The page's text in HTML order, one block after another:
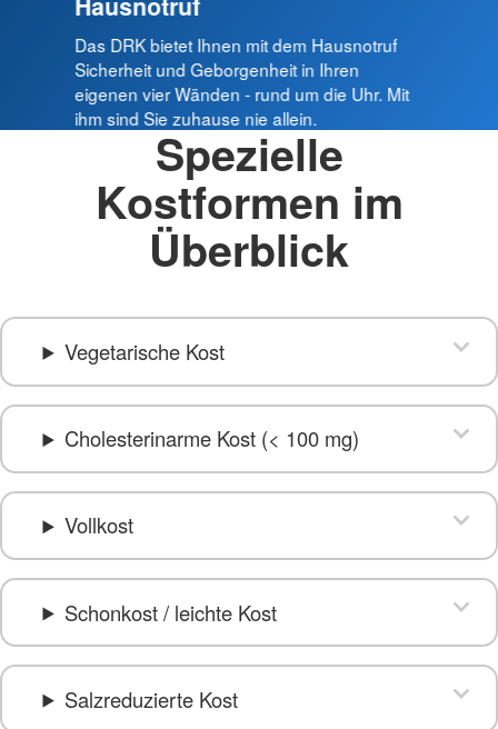
Das DRK bietet Ihnen mit dem Hausnotruf
Sicherheit und Geborgenheit in Ihren
eigenen vier Wänden - rund um die Uhr. Mit
ihm sind Sie zuhause nie allein.
Spezielle
Kostformen im
Überblick
Vegetarische Kost
Cholesterinarme Kost (< 100 mg)
Vollkost
Schonkost / leichte Kost
Salzreduzierte Kost